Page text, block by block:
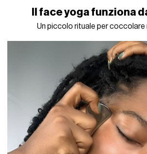
Il face yoga funziona
Un piccolo rituale per coccolare